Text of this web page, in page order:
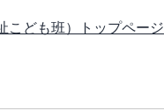
ども班）トップページ